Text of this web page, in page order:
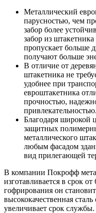
Металлический
парусностью, чем
забор более
забор из
пропускает больше
получают больше
В отличие от
штакетника не
удобнее при
евроштакетника
прочностью,
привлекательностью.
Благодаря широкой
защитных
металлического
любым фасадом
вид прилегающей
В компании Покрофф
изготавливается в срок
гофрирования он
высококачественная
увеличивает срок службы.